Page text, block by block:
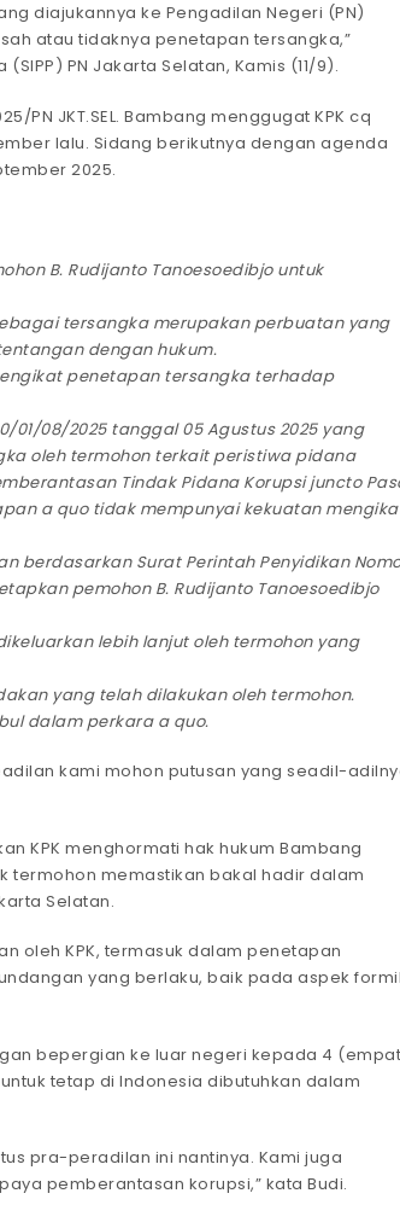
diajukannya ke Pengadilan Negeri (PN)
atau tidaknya penetapan tersangka,”
PN Jakarta Selatan, Kamis (11/9).
JKT.SEL. Bambang menggugat KPK cq
lalu. Sidang berikutnya dengan agenda
2025.
B. Rudijanto Tanoesoedibjo untuk
tersangka merupakan perbuatan yang
dengan hukum.
penetapan tersangka terhadap
01/08/2025 tanggal 05 Agustus 2025 yang
oleh termohon terkait peristiwa pidana
Tindak Pidana Korupsi juncto
a quo tidak mempunyai kekuatan
berdasarkan Surat Perintah Penyidikan
pemohon B. Rudijanto Tanoesoedibjo
lebih lanjut oleh termohon yang
yang telah dilakukan oleh termohon.
dalam perkara a quo.
kami mohon putusan yang seadil-
KPK menghormati hak hukum Bambang
termohon memastikan bakal hadir dalam
Selatan.
oleh KPK, termasuk dalam penetapan
yang berlaku, baik pada aspek formil
bepergian ke luar negeri kepada 4
untuk tetap di Indonesia dibutuhkan dalam
pra-peradilan ini nantinya. Kami juga
pemberantasan korupsi,” kata Budi.